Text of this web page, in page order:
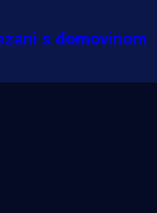
s domovinom